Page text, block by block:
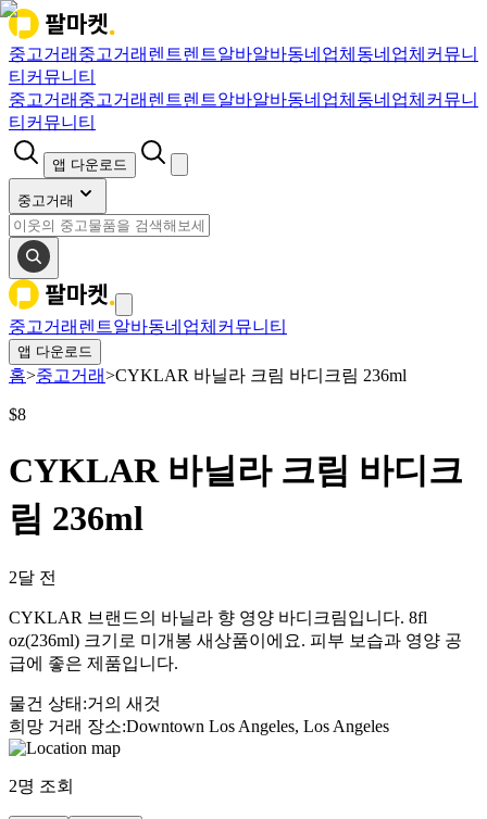
중고거래 중고거래 렌트렌트알바알바동네업체 동네업체 커뮤니
티 커뮤니티
중고거래 중고거래 렌트렌트알바알바동네업체 동네업체 커뮤니
티 커뮤니티
앱 다운로드
중고거래
중고거래 렌트알바동네업체 커뮤니티
앱 다운로드
홈>중고거래>CYKLAR 바닐라 크림 바디크림 236ml
$8
CYKLAR 바닐라 크림 바디크
림 236ml
2달 전
CYKLAR 브랜드의 바닐라 향 영양 바디크림입니다. 8fl
oz(236ml) 크기로 미개봉 새상품이에요. 피부 보습과 영양 공
급에 좋은 제품입니다.
물건 상태 :거의 새것
희망 거래 장소:Downtown Los Angeles, Los Angeles
2명 조회